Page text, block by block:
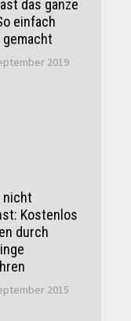
das ganze
einfach
2019
nicht
Kostenlos
durch
2015